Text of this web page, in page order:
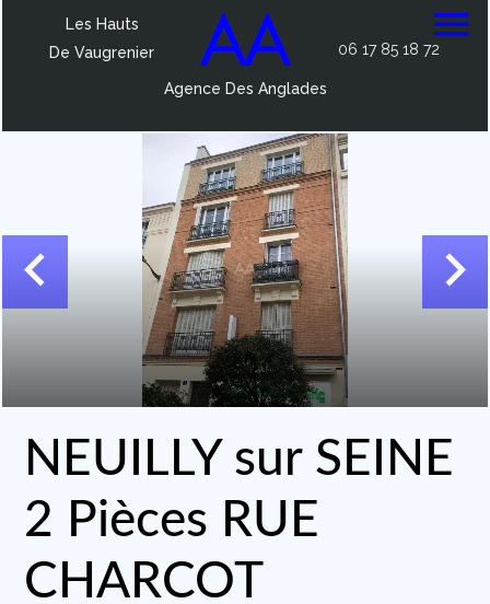
Les Hauts
De Vaugrenier
Agence Des Anglades
06 17 85 18 72
NEUILLY sur SEINE
2 Pièces RUE
CHARCOT